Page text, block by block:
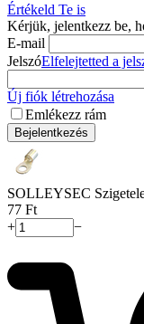
Értékeld Te is
Kérjük, jelentkezz be,
E-mail
JelszóElfelejtetted a
Új fiók létrehozása
Emlékezz rám
Bejelentkezés
SOLLEYSEC
‍77‍ Ft
+
−